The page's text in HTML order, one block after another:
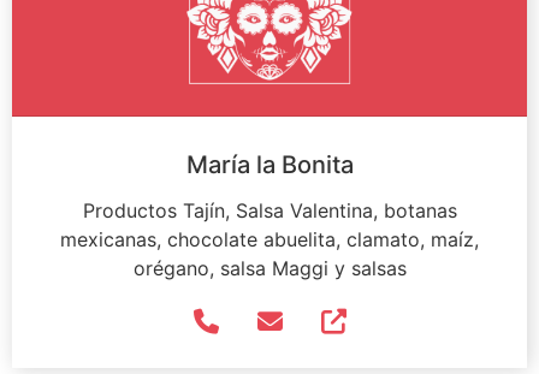
María la Bonita
Productos Tajín, Salsa Valentina, botanas
mexicanas, chocolate abuelita, clamato, maíz,
orégano, salsa Maggi y salsas